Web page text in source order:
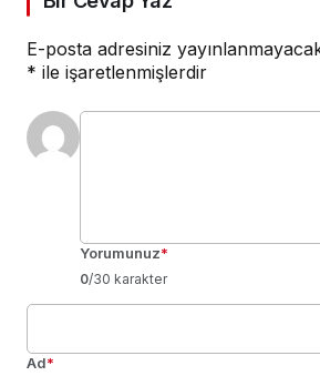
E-posta adresiniz
* ile işaretlenmişlerdir
Yorumunuz*
0/30 karakter
Ad*